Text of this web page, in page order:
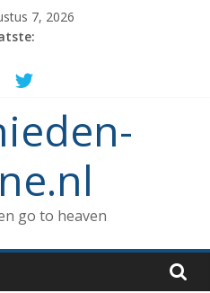
7, 2026
werd gegeven en het verbod op
ark
Tishe B’Av?
go to heaven